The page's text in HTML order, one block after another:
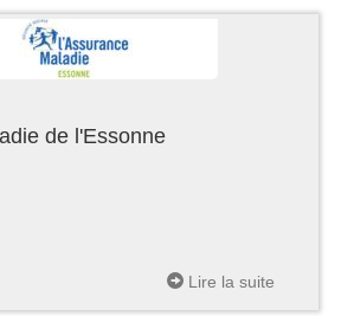
de l'Essonne
Lire la suite